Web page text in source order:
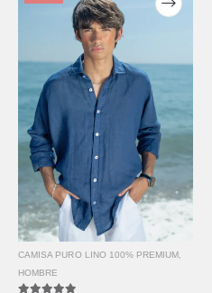
CAMISA PURO LINO 100% PREMIUM,
HOMBRE